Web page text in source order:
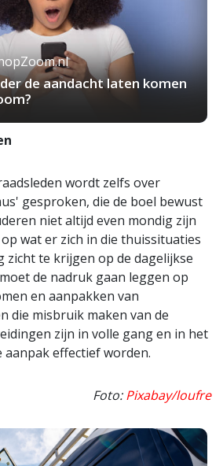
de aandacht laten komen
wordt zelfs over
gesproken, die de boel bewust
niet altijd even mondig zijn
wat er zich in die thuissituaties
zicht te krijgen op de dagelijkse
de nadruk gaan leggen op
en aanpakken van
die misbruik maken van de
zijn in volle gang en in het
aanpak effectief worden.
Foto:Pixabay/loufre